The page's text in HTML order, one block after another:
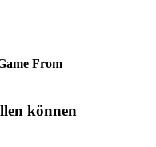
From
können